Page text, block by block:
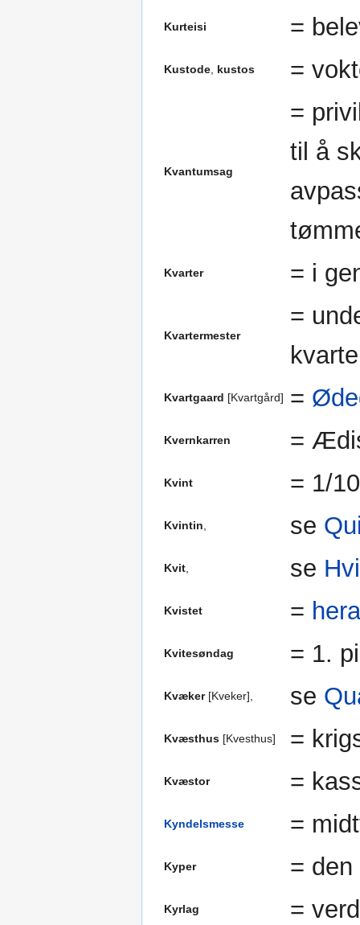
Kurteisi =
Kustode, kustos =
Kvantumsag
=
til å
Kvarter = i
Kvartermester
=
Kvartgaard [Kvartgård] =
Kvernkarren =
Kvint = 1/
Kvintin, se
Kvit, se
Kvistet =
Kvitesøndag = 1.
Kvæker[Kveker], se
Kvæsthus [Kvesthus] =
Kvæstor =
Kyndelsmesse =
Kyper =
Kyrlag =